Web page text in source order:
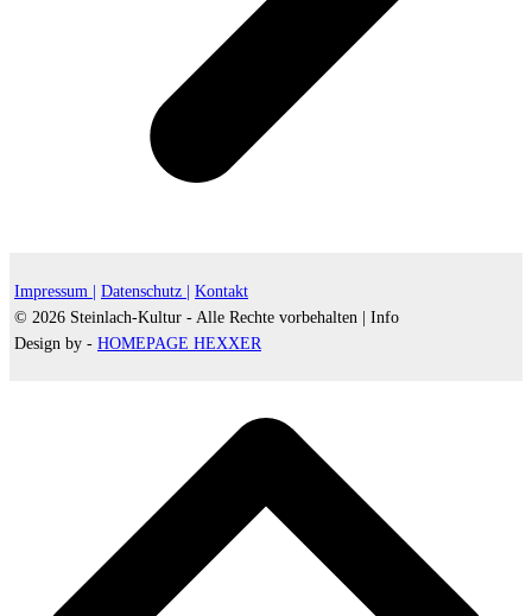
Impressum | Datenschutz |
Kontakt
© 2026 Steinlach-Kultur - Alle Rechte vorbehalten |
Info
Design by - HOMEPAGE HEXXER